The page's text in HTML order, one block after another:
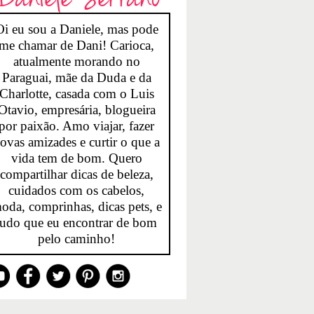
eu sou a Daniele, mas pode
chamar de Dani! Carioca,
atualmente morando no
Paraguai, mãe da Duda e da
casada com o Luis
empresária, blogueira
paixão. Amo viajar, fazer
amizades e curtir o que a
vida tem de bom. Quero
compartilhar dicas de beleza,
cuidados com os cabelos,
comprinhas, dicas pets, e
que eu encontrar de bom
pelo caminho!